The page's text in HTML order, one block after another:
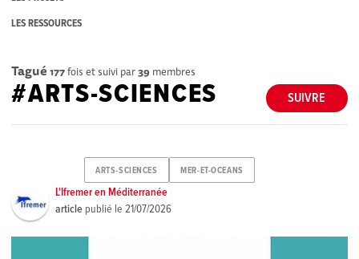
LES RESSOURCES
Tagué 177fois et suivi par39 membres
SUIVRE
#ARTS-SCIENCES
ARTS-SCIENCES MER-ET-OCEANS
L'Ifremer en Méditerranée
article publié le21/07/2026